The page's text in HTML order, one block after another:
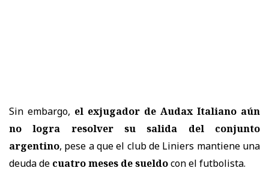
Sin embargo, el exjugador de Audax Italiano aún
no logra resolver su salida del conjunto
argentino, pese a que el club de Liniers mantiene una
deuda de cuatro meses de sueldocon el futbolista.